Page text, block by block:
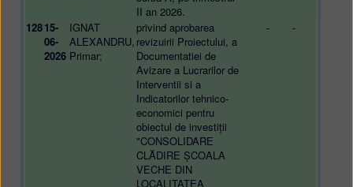
II an 2026.
12815-
06-
2026
IGNAT
ALEXANDRU,
Primar;
privind aprobarea
revizuirii Proiectului, a
Documentatiei de
Avizare a Lucrarilor de
Interventii si a
Indicatorilor tehnico-
economici pentru
obiectul de investiții
"CONSOLIDARE
CLĂDIRE ȘCOALA
VECHE DIN
LOCALITATEA
- -